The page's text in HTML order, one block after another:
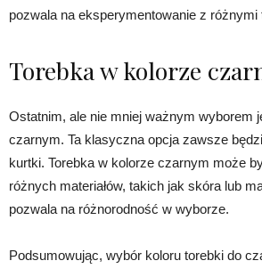
pozwala na eksperymentowanie z różnymi
Torebka w kolorze
Ostatnim, ale nie mniej ważnym wyborem
czarnym. Ta klasyczna opcja zawsze
kurtki. Torebka w kolorze czarnym może
różnych materiałów, takich jak skóra lub
pozwala na różnorodność w wyborze.
Podsumowując, wybór koloru torebki do